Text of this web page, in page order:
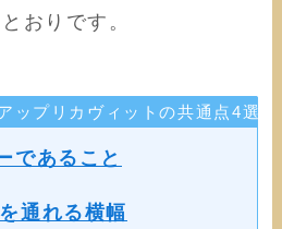
おりです。
ップリカヴィットの共通点4選
であること
通れる横幅